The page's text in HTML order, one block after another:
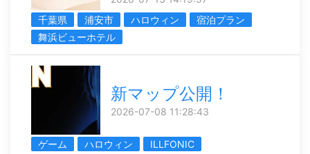
千葉県
浦安市 ハロウィン
宿泊プラン
舞浜ビューホテル
新マップ公開！
2026-07-08 11:28:43
ゲーム ハロウィン ILLFONIC